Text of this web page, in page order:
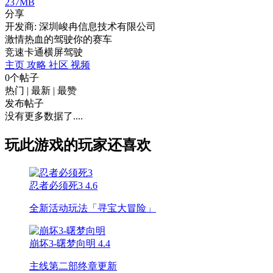
分享
开发商: 深圳峻冉信息技术有限公司
激情热血的驾驶你的赛车
竞速卡通横屏驾驶
主页 攻略 社区 视频
0个帖子
热门 | 最新 | 最赞
发布帖子
没有更多数据了....
玩此游戏的玩家还喜欢
忍者必须死3 4.6
全新活动玩法「寻宝大冒险」
崩坏3-曙梦向明 4.4
主线第二部终章更新